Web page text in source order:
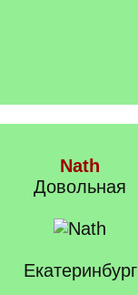
Nath
Довольная
Екатеринбург